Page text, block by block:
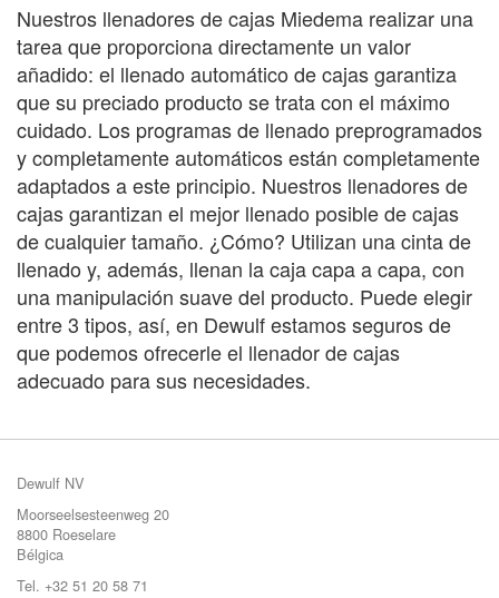
Nuestros llenadores de cajas Miedema realizar una
tarea que proporciona directamente un valor
añadido: el llenado automático de cajas garantiza
que su preciado producto se trata con el máximo
cuidado. Los programas de llenado preprogramados
y completamente automáticos están completamente
adaptados a este principio. Nuestros llenadores de
cajas garantizan el mejor llenado posible de cajas
de cualquier tamaño. ¿Cómo? Utilizan una cinta de
llenado y, además, llenan la caja capa a capa, con
una manipulación suave del producto. Puede elegir
entre 3 tipos, así, en Dewulf estamos seguros de
que podemos ofrecerle el llenador de cajas
adecuado para sus necesidades.
Dewulf NV
Moorseelsesteenweg 20
8800 Roeselare
Bélgica
Tel. +32 51 20 58 71